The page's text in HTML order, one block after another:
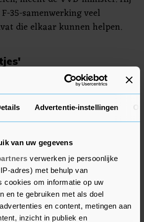
Advertentie-instellingen
van uw gegevens
verwerken je persoonlijke
adres) met behulp van
cookies om informatie op uw
en te gebruiken met als doel
en content, metingen aan
inzicht in publiek en
35-samenwerking veel
die elkaar kunnen helpen.
bondgenoten en
te overtuigen "van de blijvende
Nederland in het F-35-
op het spel, vreest Van
het logistieke
35's in het Brabantse
kunnen kwijtraken. Hij gaat "in
om te zorgen dat dat niet
in dat overleg "oplossingen te
project, wat cruciaal voor ons